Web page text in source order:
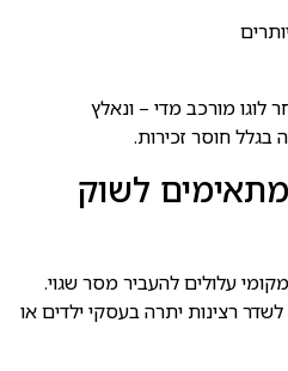
מורכב מדי – ונאלץ
חוסר זכירות.
לשוק
עלולים להעביר מסר שגוי.
רצינות יתרה בעסקי ילדים או